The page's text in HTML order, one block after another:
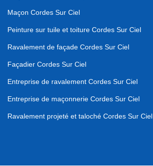
Maçon Cordes Sur Ciel
Peinture sur tuile et toiture Cordes Sur Ciel
Ravalement de façade Cordes Sur Ciel
Façadier Cordes Sur Ciel
Entreprise de ravalement Cordes Sur Ciel
Entreprise de maçonnerie Cordes Sur Ciel
Ravalement projeté et taloché Cordes Sur Ciel